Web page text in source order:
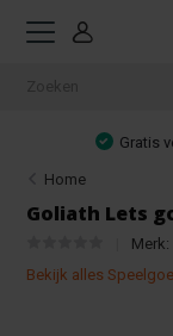
Gratis
Home
Goliath Lets
Merk:
Bekijk alles